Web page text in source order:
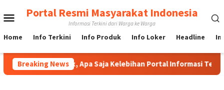
ke
Menu
Mobile
Portal Resmi Masyarakat Indonesia
Informasi Terkini dari Warga ke Warga
Home Info Terkini Info Produk Info Loker Headline
Breaking News
Fallonfox, Apa Saja Kelebihan Portal Informasi Tersebut?